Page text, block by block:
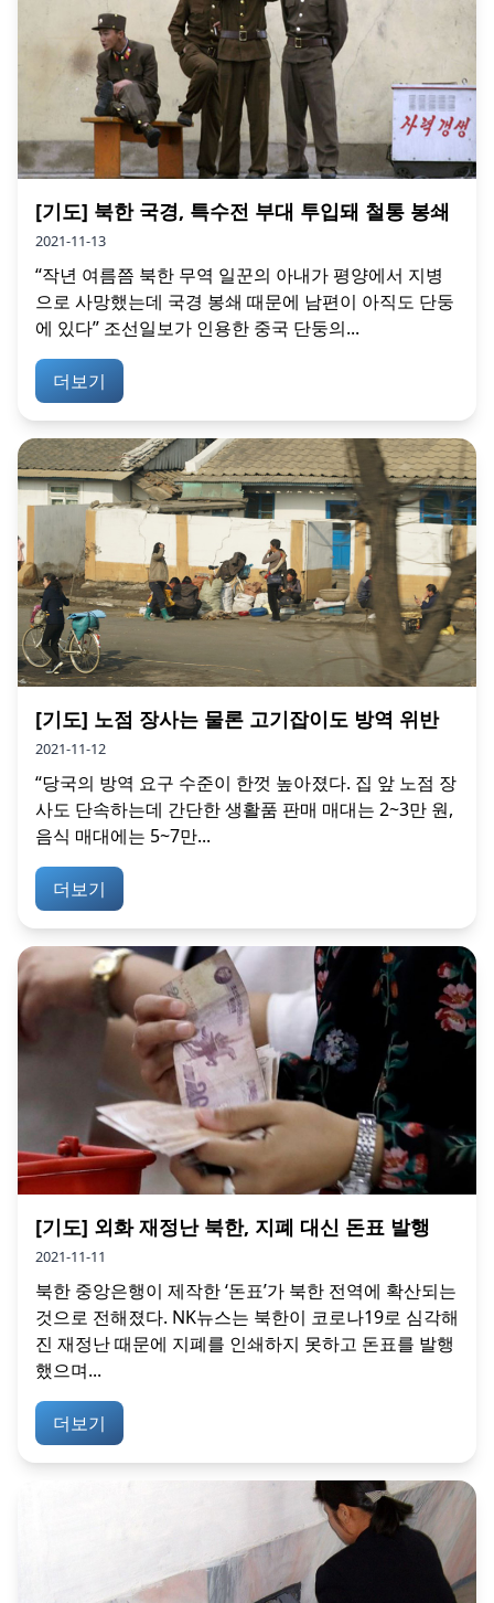
[기도] 북한 국경, 특수전 부대 투입돼 철통 봉쇄
2021-11-13
“작년 여름쯤 북한 무역 일꾼의 아내가 평양에서 지병
으로 사망했는데 국경 봉쇄 때문에 남편이 아직도 단둥
에 있다” 조선일보가 인용한 중국 단둥의...
더보기
[기도] 노점 장사는 물론 고기잡이도 방역 위반
2021-11-12
“당국의 방역 요구 수준이 한껏 높아졌다. 집 앞 노점 장
사도 단속하는데 간단한 생활품 판매 매대는 2~3만 원,
음식 매대에는 5~7만...
더보기
[기도] 외화 재정난 북한, 지폐 대신 돈표 발행
2021-11-11
북한 중앙은행이 제작한 ‘돈표’가 북한 전역에 확산되는
것으로 전해졌다. NK뉴스는 북한이 코로나19로 심각해
진 재정난 때문에 지폐를 인쇄하지 못하고 돈표를 발행
했으며...
더보기